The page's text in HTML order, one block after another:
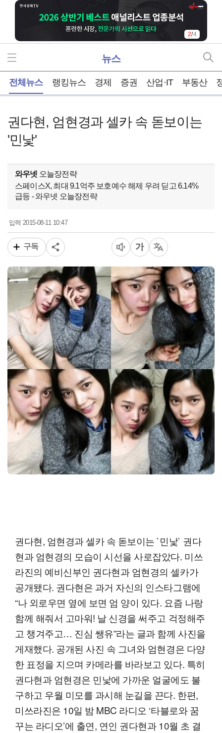
2/4
뉴스
전체뉴스 랭킹뉴스 경제 증권 산업·IT 부동산
권다현, 엄현경과 셀카 속 돋보이는
'민낯'
와우넷 오늘장전략
스페이스X, 최대 9.1억주 보호예수 해제 우려 딛고 6.14%
급등 - 와우넷 오늘장전략
입력 2015-08-11 10:47
구독
권다현, 엄현경과 셀카 속 돋보이는 `민낯` 권다
현과 엄현경의 모습이 시선을 사로잡았다. 미쓰
라진의 예비신부인 권다현과 엄현경의 셀카가
공개됐다. 권다현은 과거 자신의 인스타그램에
“나 외로우면 옆에 보면 엄 양이 있다. 요즘 나랑
함께 해줘서 고마워! 날 신경을 써주고 걱정해주
고 챙겨주고… 진심 쌩유”라는 글과 함께 사진을
게재했다. 공개된 사진 속 그녀와 엄현경은 다양
한 표정을 지으며 카메라를 바라보고 있다. 특히
권다현과 엄현경은 민낯에 가까운 얼굴에도 불
구하고 우월 미모를 과시해 눈길을 끈다. 한편,
미쓰라진은 10일 밤 MBC 라디오 ‘타블로와 꿈
꾸는 라디오’에 출연, 연인 권다현과 10월 초 결